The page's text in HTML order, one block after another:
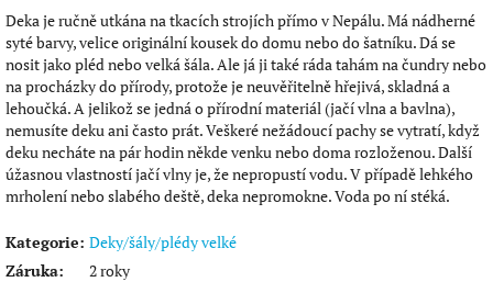
Deka je ručně utkána na tkacích strojích přímo v Nepálu. Má nádherné
syté barvy, velice originální kousek do domu nebo do šatníku. Dá se
nosit jako pléd nebo velká šála. Ale já ji také ráda tahám na čundry nebo
na procházky do přírody, protože je neuvěřitelně hřejivá, skladná a
lehoučká. A jelikož se jedná o přírodní materiál (jačí vlna a bavlna),
nemusíte deku ani často prát. Veškeré nežádoucí pachy se vytratí, když
deku necháte na pár hodin někde venku nebo doma rozloženou. Další
úžasnou vlastností jačí vlny je, že nepropustí vodu. V případě lehkého
mrholení nebo slabého deště, deka nepromokne. Voda po ní stéká.
Kategorie: Deky/šály/plédy velké
Záruka: 2 roky